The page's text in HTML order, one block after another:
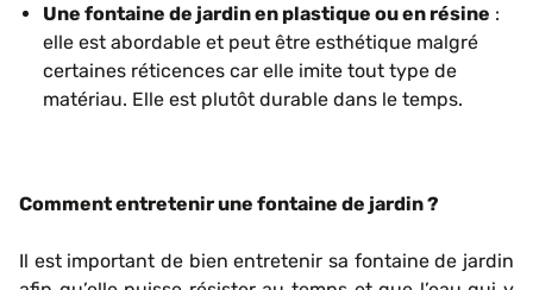
Une fontaine de jardin en plastique ou en résine :
elle est abordable et peut être esthétique malgré
certaines réticences car elle imite tout type de
matériau. Elle est plutôt durable dans le temps.
Comment entretenir une fontaine de jardin ?
Il est important de bien entretenir sa fontaine de jardin